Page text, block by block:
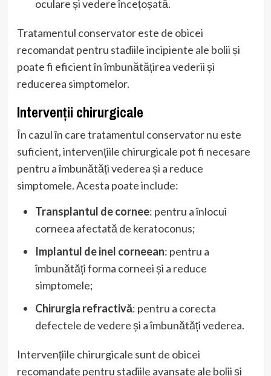
oculare și vedere încețoșată.
Tratamentul conservator este de obicei
recomandat pentru stadiile incipiente ale bolii și
poate fi eficient în îmbunătățirea vederii și
reducerea simptomelor.
Intervenții chirurgicale
În cazul în care tratamentul conservator nu este
suficient, intervențiile chirurgicale pot fi necesare
pentru a îmbunătăți vederea și a reduce
simptomele. Acesta poate include:
Transplantul de cornee: pentru a înlocui
corneea afectată de keratoconus;
Implantul de inel corneean: pentru a
îmbunătăți forma corneei și a reduce
simptomele;
Chirurgia refractivă: pentru a corecta
defectele de vedere și a îmbunătăți vederea.
Intervențiile chirurgicale sunt de obicei
recomandate pentru stadiile avansate ale bolii și